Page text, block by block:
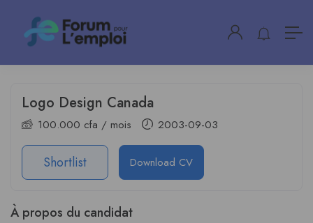
Logo Design Canada
100.000 cfa / mois 2003-09-03
Shortlist Download CV
À propos du candidat